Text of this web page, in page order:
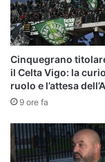
Cinquegrano
il Celta Vigo: la
ruolo e l’attesa
9 ore fa